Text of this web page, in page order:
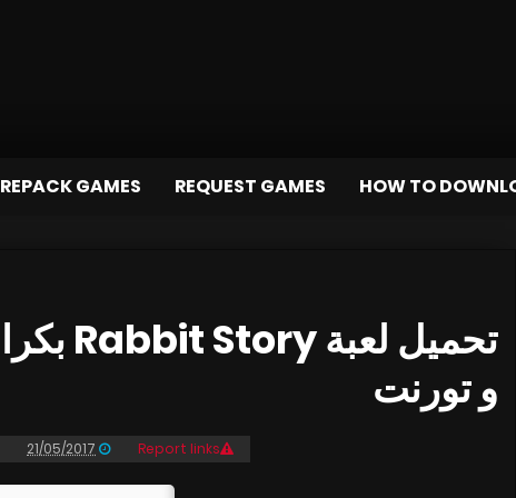
REPACK GAMES REQUEST GAMES HOW TO
و تورنت
21/05/2017 Report links